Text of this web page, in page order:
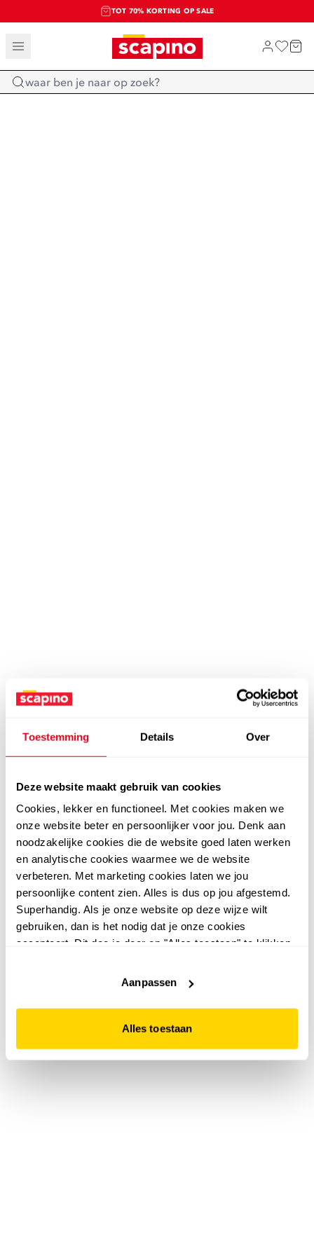
Toestemming Details Over
Deze website maakt gebruik van cookies
Cookies, lekker en functioneel. Met cookies maken we
onze website beter en persoonlijker voor jou. Denk aan
noodzakelijke cookies die de website goed laten werken
en analytische cookies waarmee we de website
verbeteren. Met marketing cookies laten we jou
persoonlijke content zien. Alles is dus op jou afgestemd.
Superhandig. Als je onze website op deze wijze wilt
gebruiken, dan is het nodig dat je onze cookies
accepteert. Dit doe je door op "Alles toestaan" te klikken.
website niet optimaal functioneert.
Aanpassen
Alles toestaan
TOT 70% KORTING OP SALE
SALE: LAATSTE KANS!
SHOP NIEUW
Home